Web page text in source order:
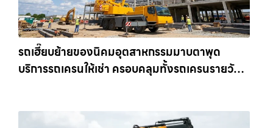
รถเฮี๊ยบย้ายของนิคมอุตสาหกรรมมาบตาพุด
บริการรถเครนให้เช่า ครอบคลุมทั้งรถเครนรายวัน